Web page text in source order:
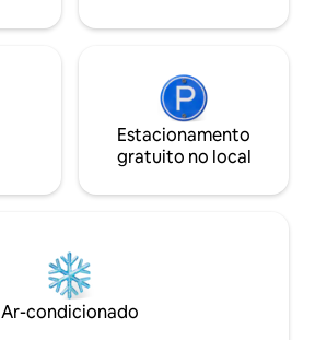
Estacionamento
gratuito no local
Ar-condicionado